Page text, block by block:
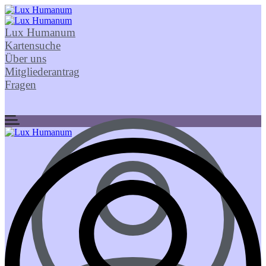
Lux Humanum
Kartensuche
Über uns
Mitgliederantrag
Fragen